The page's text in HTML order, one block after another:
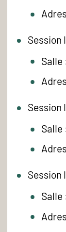
Session
Salle
Session
Salle
Session
Salle